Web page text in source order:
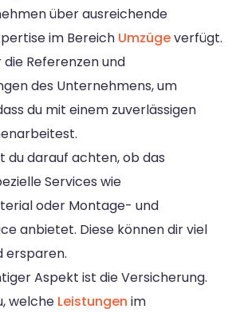
über ausreichende
im Bereich Umzügeverfügt.
Referenzen und
des Unternehmens, um
du mit einem zuverlässigen
du darauf achten, ob das
Services wie
oder Montage- und
anbietet. Diese können dir viel
ersparen.
Aspekt ist die Versicherung.
welche Leistungen im